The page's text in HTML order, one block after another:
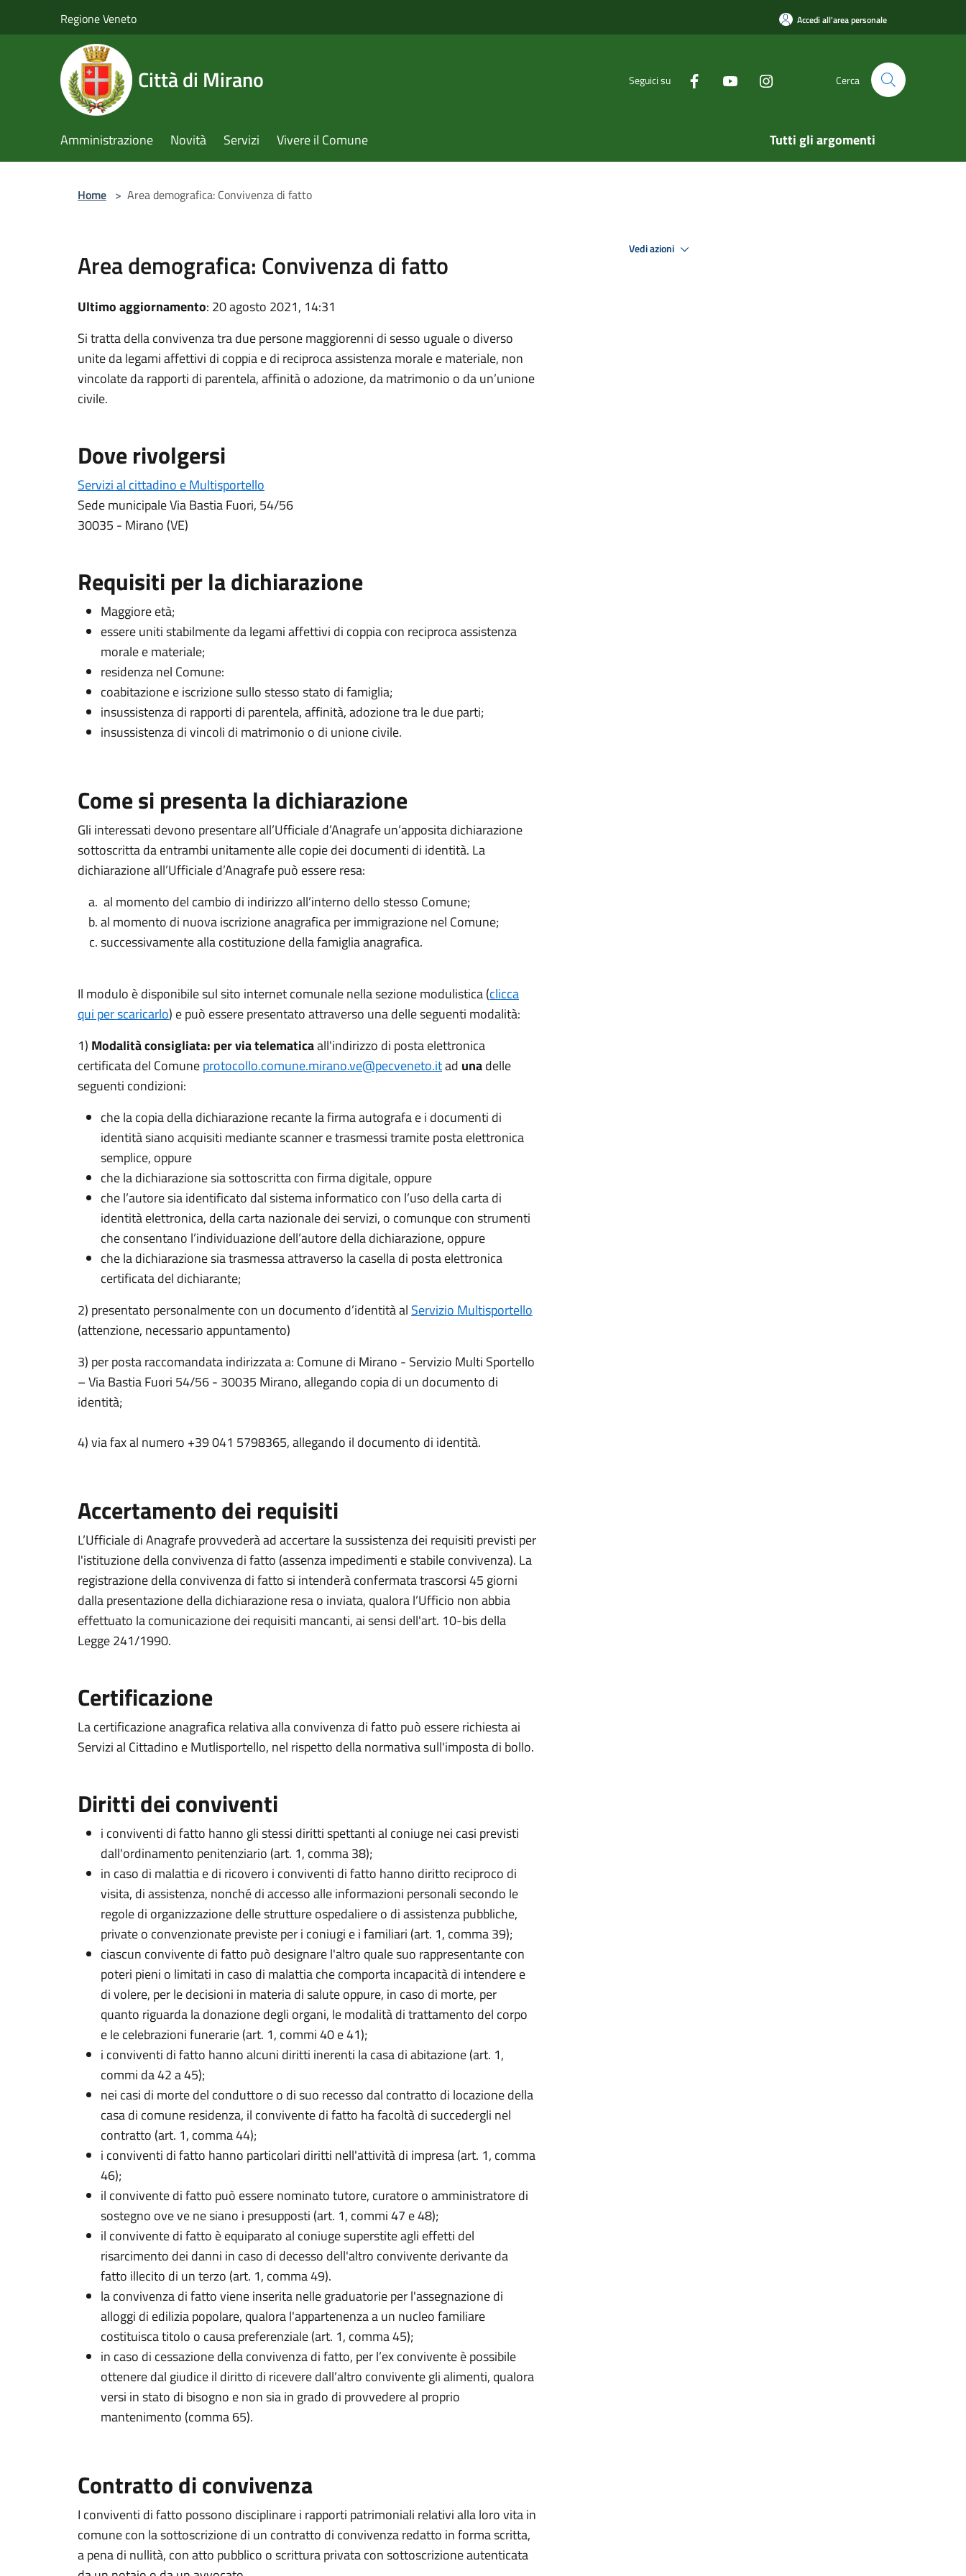
Regione Veneto Accedi all'area personale
Città di Mirano Seguici su Cerca
Amministrazione Novità Servizi Vivere il Comune Tutti gli argomenti
Home > Area demografica: Convivenza di fatto
Area demografica: Convivenza di fatto
Ultimo aggiornamento: 20 agosto 2021, 14:31
Si tratta della convivenza tra due persone maggiorenni di sesso uguale o diverso
unite da legami affettivi di coppia e di reciproca assistenza morale e materiale, non
vincolate da rapporti di parentela, affinità o adozione, da matrimonio o da un’unione
civile.
Dove rivolgersi
Servizi al cittadino e Multisportello
Sede municipale Via Bastia Fuori, 54/56
30035 - Mirano (VE)
Requisiti per la dichiarazione
Maggiore età;
essere uniti stabilmente da legami affettivi di coppia con reciproca assistenza
morale e materiale;
residenza nel Comune:
coabitazione e iscrizione sullo stesso stato di famiglia;
insussistenza di rapporti di parentela, affinità, adozione tra le due parti;
insussistenza di vincoli di matrimonio o di unione civile.
Come si presenta la dichiarazione
Gli interessati devono presentare all’Ufficiale d’Anagrafe un’apposita dichiarazione
sottoscritta da entrambi unitamente alle copie dei documenti di identità. La
dichiarazione all’Ufficiale d’Anagrafe può essere resa:
al momento del cambio di indirizzo all’interno dello stesso Comune;
al momento di nuova iscrizione anagrafica per immigrazione nel Comune;
successivamente alla costituzione della famiglia anagrafica.
Il modulo è disponibile sul sito internet comunale nella sezione modulistica (clicca
qui per scaricarlo) e può essere presentato attraverso una delle seguenti modalità:
1) Modalità consigliata: per via telematicaall'indirizzo di posta elettronica
certificata del Comuneprotocollo.comune.mirano.ve@pecveneto.itad unadelle
seguenti condizioni:
che la copia della dichiarazione recante la firma autografa e i documenti di
identità siano acquisiti mediante scanner e trasmessi tramite posta elettronica
semplice, oppure
che la dichiarazione sia sottoscritta con firma digitale, oppure
che l’autore sia identificato dal sistema informatico con l’uso della carta di
identità elettronica, della carta nazionale dei servizi, o comunque con strumenti
che consentano l’individuazione dell’autore della dichiarazione, oppure
che la dichiarazione sia trasmessa attraverso la casella di posta elettronica
certificata del dichiarante;
2) presentato personalmente con un documento d’identità al Servizio Multisportello
(attenzione, necessario appuntamento)
3) per posta raccomandata indirizzata a: Comune di Mirano - Servizio Multi Sportello
– Via Bastia Fuori 54/56 - 30035 Mirano, allegando copia di un documento di
identità;
4) via fax al numero +39 041 5798365, allegando il documento di identità.
Accertamento dei requisiti
L’Ufficiale di Anagrafe provvederà ad accertare la sussistenza dei requisiti previsti per
l'istituzione della convivenza di fatto (assenza impedimenti e stabile convivenza). La
registrazione della convivenza di fatto si intenderà confermata trascorsi 45 giorni
dalla presentazione della dichiarazione resa o inviata, qualora l’Ufficio non abbia
effettuato la comunicazione dei requisiti mancanti, ai sensi dell'art. 10-bis della
Legge 241/1990.
Certificazione
La certificazione anagrafica relativa alla convivenza di fatto può essere richiesta ai
Servizi al Cittadino e Mutlisportello, nel rispetto della normativa sull'imposta di bollo.
Diritti dei conviventi
i conviventi di fatto hanno gli stessi diritti spettanti al coniuge nei casi previsti
dall'ordinamento penitenziario (art. 1, comma 38);
in caso di malattia e di ricovero i conviventi di fatto hanno diritto reciproco di
visita, di assistenza, nonché di accesso alle informazioni personali secondo le
regole di organizzazione delle strutture ospedaliere o di assistenza pubbliche,
private o convenzionate previste per i coniugi e i familiari (art. 1, comma 39);
ciascun convivente di fatto può designare l'altro quale suo rappresentante con
poteri pieni o limitati in caso di malattia che comporta incapacità di intendere e
di volere, per le decisioni in materia di salute oppure, in caso di morte, per
quanto riguarda la donazione degli organi, le modalità di trattamento del corpo
e le celebrazioni funerarie (art. 1, commi 40 e 41);
i conviventi di fatto hanno alcuni diritti inerenti la casa di abitazione (art. 1,
commi da 42 a 45);
nei casi di morte del conduttore o di suo recesso dal contratto di locazione della
casa di comune residenza, il convivente di fatto ha facoltà di succedergli nel
contratto (art. 1, comma 44);
i conviventi di fatto hanno particolari diritti nell'attività di impresa (art. 1, comma
46);
il convivente di fatto può essere nominato tutore, curatore o amministratore di
sostegno ove ve ne siano i presupposti (art. 1, commi 47 e 48);
il convivente di fatto è equiparato al coniuge superstite agli effetti del
risarcimento dei danni in caso di decesso dell'altro convivente derivante da
fatto illecito di un terzo (art. 1, comma 49).
la convivenza di fatto viene inserita nelle graduatorie per l'assegnazione di
alloggi di edilizia popolare, qualora l'appartenenza a un nucleo familiare
costituisca titolo o causa preferenziale (art. 1, comma 45);
in caso di cessazione della convivenza di fatto, per l’ex convivente è possibile
ottenere dal giudice il diritto di ricevere dall’altro convivente gli alimenti, qualora
versi in stato di bisogno e non sia in grado di provvedere al proprio
mantenimento (comma 65).
Contratto di convivenza
I conviventi di fatto possono disciplinare i rapporti patrimoniali relativi alla loro vita in
comune con la sottoscrizione di un contratto di convivenza redatto in forma scritta,
a pena di nullità, con atto pubblico o scrittura privata con sottoscrizione autenticata
Vedi azioni